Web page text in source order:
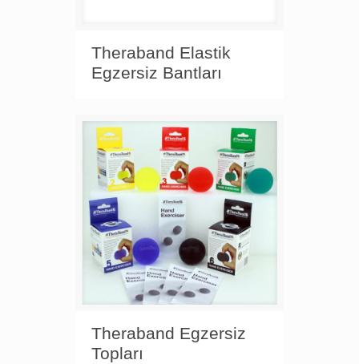
Theraband Elastik
Egzersiz Bantları
Theraband Egzersiz
Topları